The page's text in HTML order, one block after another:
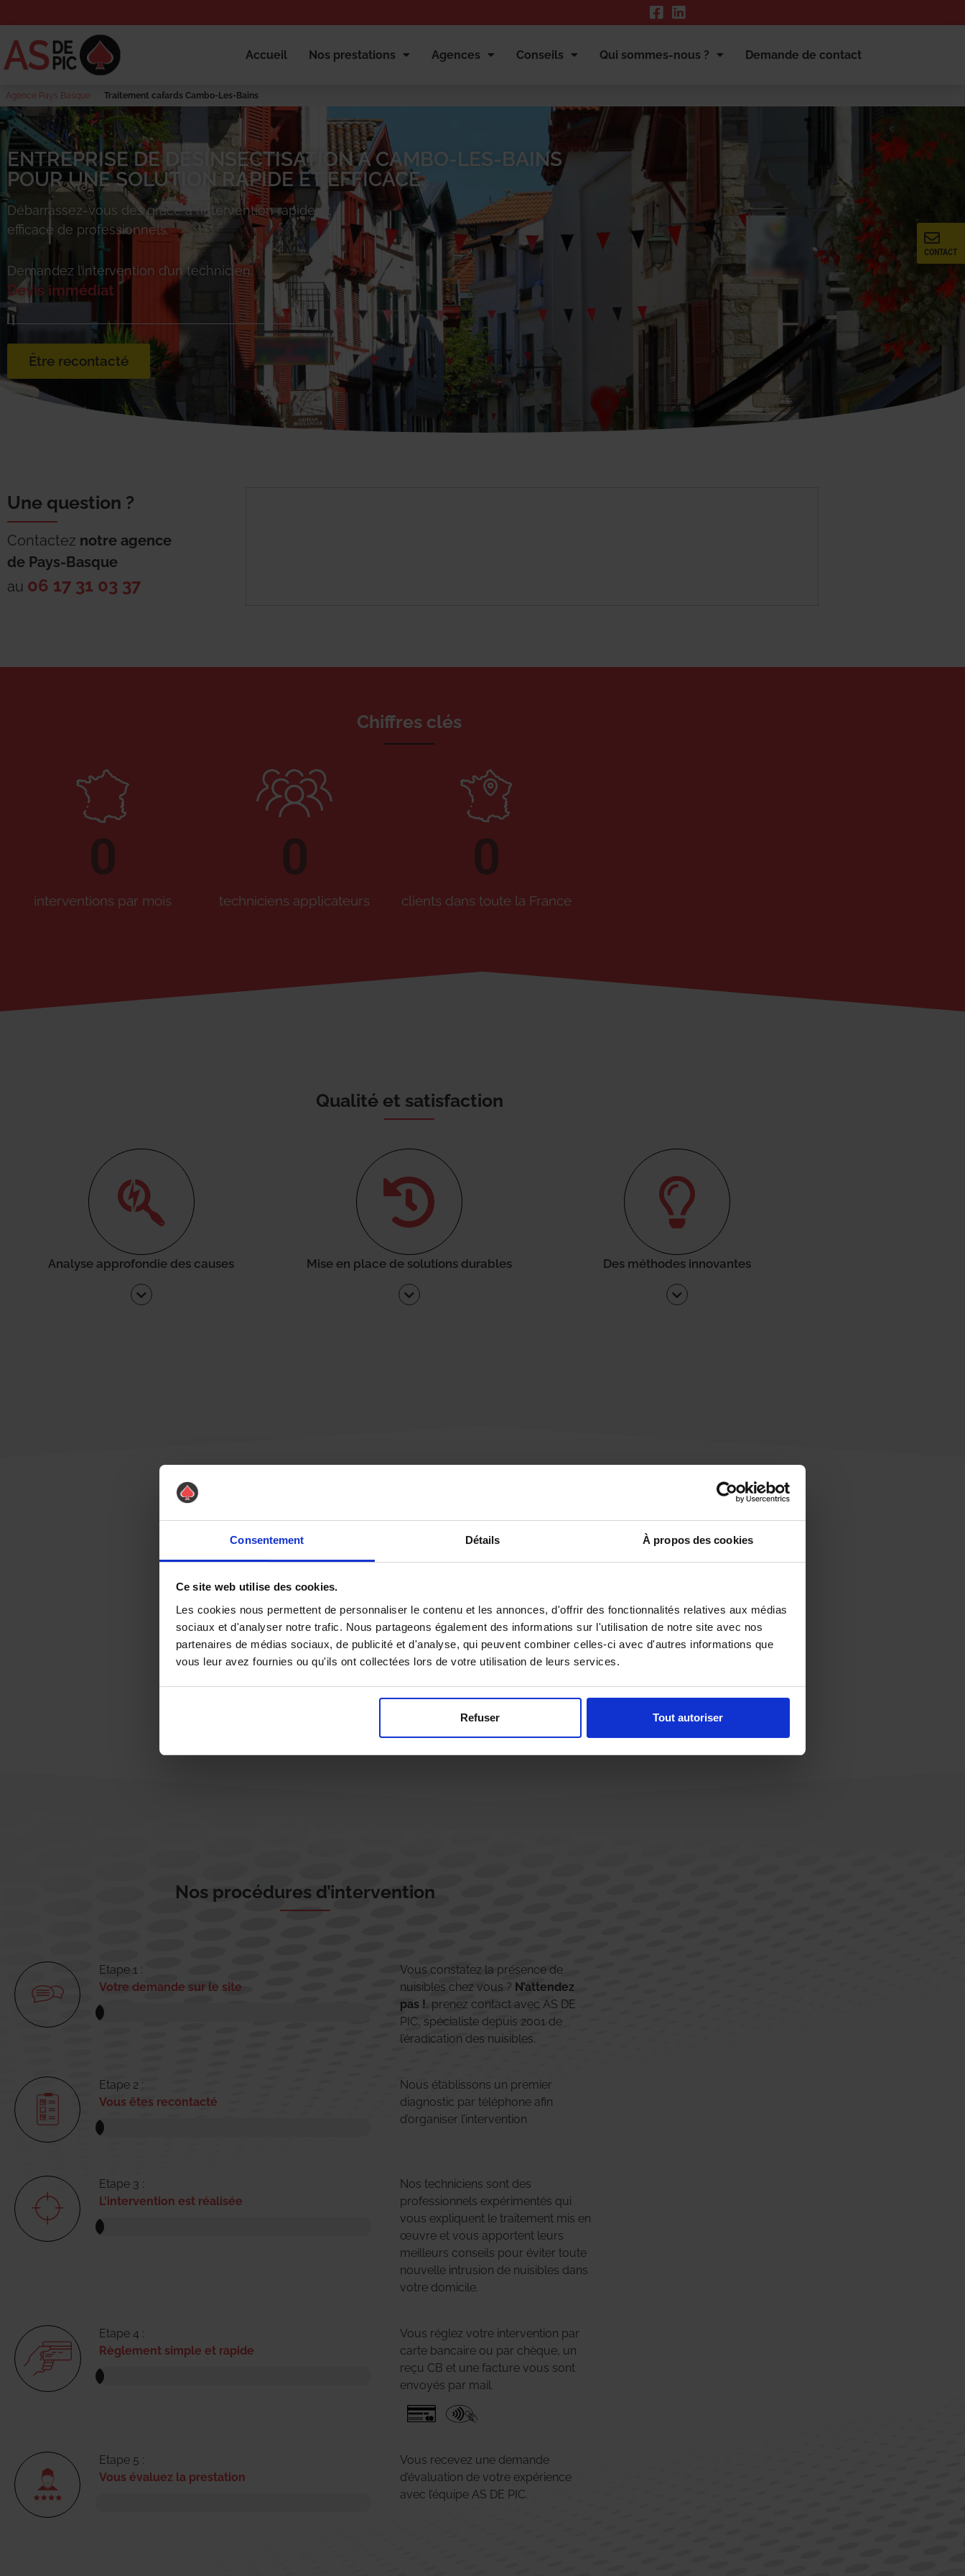
Consentement Détails À propos des cookies
Ce site web utilise des cookies.
Les cookies nous permettent de personnaliser le contenu et les annonces, d'offrir des fonctionnalités relatives aux médias
sociaux et d'analyser notre trafic. Nous partageons également des informations sur l'utilisation de notre site avec nos
partenaires de médias sociaux, de publicité et d'analyse, qui peuvent combiner celles-ci avec d'autres informations que
vous leur avez fournies ou qu'ils ont collectées lors de votre utilisation de leurs services.
Refuser Tout autoriser
Accueil Nos prestations Agences Conseils Qui sommes-nous ? Demande de contact
Agence Pays Basque Traitement cafards Cambo-Les-Bains
CONTACT
ENTREPRISE DE DÉSINSECTISATION À CAMBO-LES-BAINS
POUR UNE SOLUTION RAPIDE ET EFFICACE.
Débarrassez-vous desgrâce à l’intervention rapide et
efficace de professionnels.
Demandez l’intervention d’un technicien.
Devis immédiat
Être recontacté
Une question ?
Contactez notre agence
de Pays-Basque
au 06 17 31 03 37
Chiffres clés
interventions par mois
0
techniciens applicateurs
0
clients dans toute la France
0
Qualité et satisfaction
Analyse approfondie des causes Mise en place de solutions durables Des méthodes innovantes
Une urgence ?
Vous souhaitez être
Nos procédures d’intervention
Etape 1 :
Votre demande sur le site
Vous constatez la présence de
nuisibles chez vous ? N’attendez
pas !, prenez contact avec AS DE
PIC, spécialiste depuis 2001 de
l’éradication des nuisibles.
Etape 2 :
Vous êtes recontacté
Nous établissons un premier
diagnostic par téléphone afin
d’organiser l’intervention
Etape 3 :
L'intervention est réalisée
Nos techniciens sont des
professionnels expérimentés qui
vous expliquent le traitement mis en
œuvre et vous apportent leurs
meilleurs conseils pour éviter toute
nouvelle intrusion de nuisibles dans
votre domicile.
Etape 4 :
Règlement simple et rapide
Vous réglez votre intervention par
carte bancaire ou par chèque, un
reçu CB et une facture vous sont
envoyés par mail.
Etape 5 :
Vous évaluez la prestation
Vous recevez une demande
d’évaluation de votre expérience
avec l’équipe AS DE PIC.